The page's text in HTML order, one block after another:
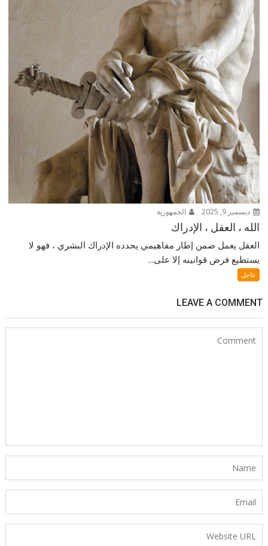
ديسمبر 9, 2025 الجمهورية
الله ، العقل ، الإدراك
العقل يعمل ضمن إطار مفاهيمي يحدده الإدراك البشري ، فهو لا
يستطيع فرض قوانينه إلا على...
عاجل
LEAVE A COMMENT